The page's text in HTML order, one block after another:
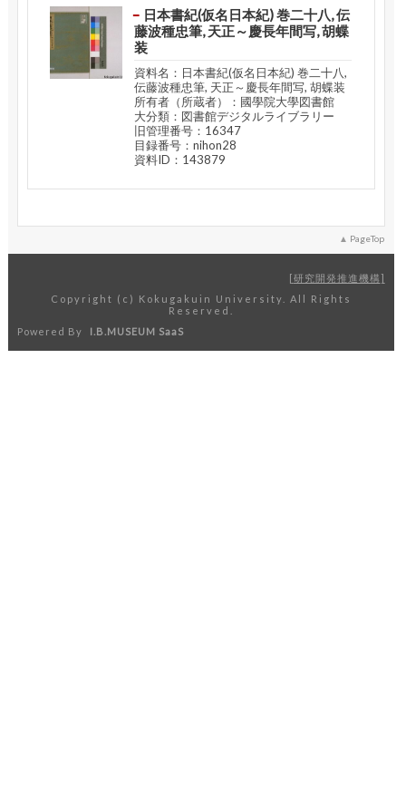
日本書紀(仮名日本紀) 巻二十八, 伝
藤波種忠筆, 天正～慶長年間写, 胡蝶
装
資料名：日本書紀(仮名日本紀) 巻二十八,
伝藤波種忠筆, 天正～慶長年間写, 胡蝶装
所有者（所蔵者）：國學院大學図書館
大分類：図書館デジタルライブラリー
旧管理番号：16347
目録番号：nihon28
資料ID：143879
PageTop
研究開発推進機構
Copyright (c) Kokugakuin University. All Rights
Reserved.
Powered By
I.B.MUSEUM SaaS